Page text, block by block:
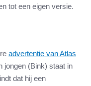
tot een eigen versie.
advertentie van Atlas
jongen (Bink) staat in
dat hij een